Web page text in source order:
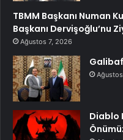
TBMM Başkanı Numan
Başkanı Dervişoğlu’nu
Ağustos 7, 2026
Diablo